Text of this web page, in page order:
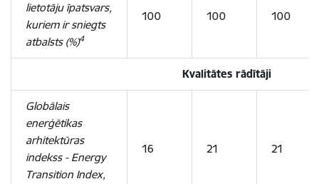
lietotāju īpatsvars,
kuriem ir sniegts
atbalsts (%)4
100 100 100
Kvalitātes rādītāji
Globālais
enerģētikas
arhitektūras
indekss - Energy
Transition Index,
16 21 21